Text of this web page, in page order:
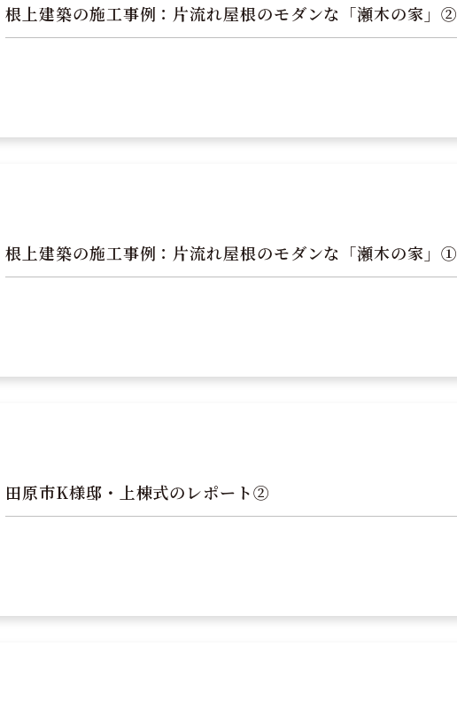
根上建築の施工事例：片流れ屋根のモダンな「瀬木の家」②
根上建築の施工事例：片流れ屋根のモダンな「瀬木の家」①
田原市K様邸・上棟式のレポート②